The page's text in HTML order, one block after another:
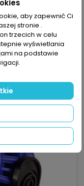
3000l/h
z mocnym
kierunku
2500 l/h) – silny
rozprowadzenie
75–100% –...
aby zapewnić Ci
stronie .
trzecich w celu
wyświetlania
na podstawie